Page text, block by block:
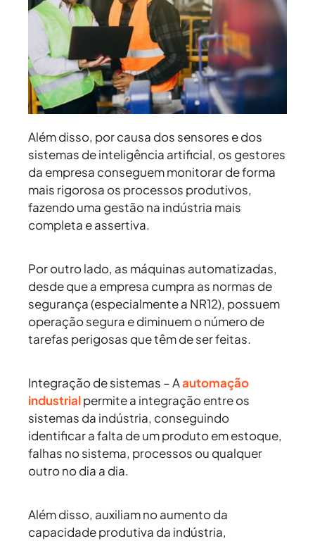
Além disso, por causa dos sensores e dos
sistemas de inteligência artificial, os gestores
da empresa conseguem monitorar de forma
mais rigorosa os processos produtivos,
fazendo uma gestão na indústria mais
completa e assertiva.
Por outro lado, as máquinas automatizadas,
desde que a empresa cumpra as normas de
segurança (especialmente a NR12), possuem
operação segura e diminuem o número de
tarefas perigosas que têm de ser feitas.
Integração de sistemas – Aautomação
industrialpermite a integração entre os
sistemas da indústria, conseguindo
identificar a falta de um produto em estoque,
falhas no sistema, processos ou qualquer
outro no dia a dia.
Além disso, auxiliam no aumento da
capacidade produtiva da indústria,